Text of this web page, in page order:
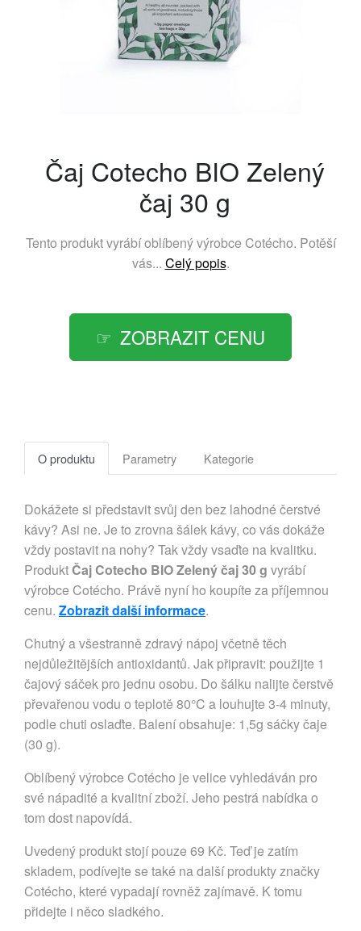
Čaj Cotecho BIO Zelený
čaj 30 g
Tento produkt vyrábí oblíbený výrobce Cotécho. Potěší
vás... Celý popis.
ZOBRAZIT CENU
O produktu Parametry Kategorie
Dokážete si představit svůj den bez lahodné čerstvé
kávy? Asi ne. Je to zrovna šálek kávy, co vás dokáže
vždy postavit na nohy? Tak vždy vsaďte na kvalitku.
ProduktČaj Cotecho BIO Zelený čaj 30 g vyrábí
výrobce Cotécho. Právě nyní ho koupíte za příjemnou
cenu. Zobrazit další informace.
Chutný a všestranně zdravý nápoj včetně těch
nejdůležitějších antioxidantů. Jak připravit: použijte 1
čajový sáček pro jednu osobu. Do šálku nalijte čerstvě
převařenou vodu o teplotě 80°C a louhujte 3-4 minuty,
podle chuti oslaďte. Balení obsahuje: 1,5g sáčky čaje
(30 g).
Oblíbený výrobce Cotécho je velice vyhledáván pro
své nápadité a kvalitní zboží. Jeho pestrá nabídka o
tom dost napovídá.
Uvedený produkt stojí pouze 69 Kč. Teď je zatím
skladem, podívejte se také na další produkty značky
Cotécho, které vypadají rovněž zajímavě. K tomu
přidejte i něco sladkého.